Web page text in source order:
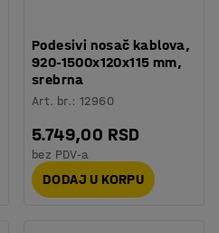
Podesivi nosač kablova,
920-1500x120x115 mm,
srebrna
Art. br.:12960
5.749,00 RSD
bez PDV-a
DODAJ U KORPU